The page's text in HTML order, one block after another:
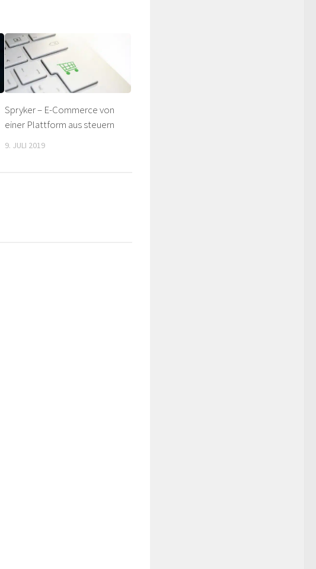
Spryker – E-Commerce von
einer Plattform aus steuern
9. JULI 2019